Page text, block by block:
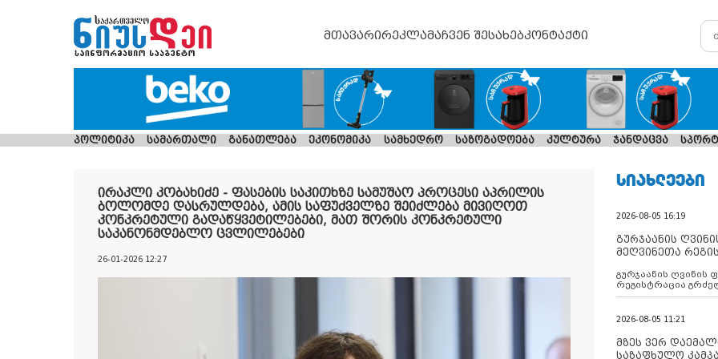
მთავარირეკლამაჩვენ შესახებკონტაქტი
პოლიტიკა სამართალი განათლება ეკონომიკა სამხედრო საზოგადოება კულტურა ჯანდაცვა
ირაკლი კობახიძე - ფასების საკითხზე სამუშაო პროცესი აპრილის
ბოლომდე დასრულდება, ამის საფუძველზე შეიძლება მივიღოთ
კონკრეტული გადაწყვეტილებები, მათ შორის კონკრეტული
საკანონმდებლო ცვლილებები
26-01-2026 12:27
ᲡᲘᲐᲮᲚᲔᲔᲑᲘ
2026-08-05 16:19
გურჯაანის
მეღვინეთა
გურჯაანის ღვინის
რეგისტრაცია
2026-08-05 11:21
მზეს ვერ
საზაფხულო